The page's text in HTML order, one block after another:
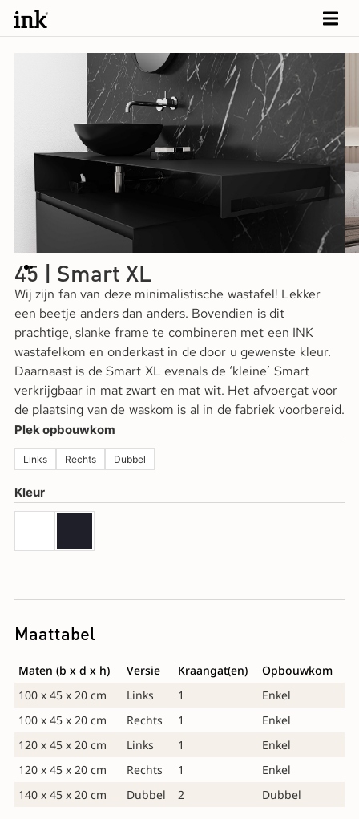
45 | Smart XL
Wij zijn fan van deze minimalistische wastafel! Lekker
een beetje anders dan anders. Bovendien is dit
prachtige, slanke frame te combineren met een INK
wastafelkom en onderkast in de door u gewenste kleur.
Daarnaast is de Smart XL evenals de ‘kleine’ Smart
verkrijgbaar in mat zwart en mat wit. Het afvoergat voor
de plaatsing van de waskom is al in de fabriek voorbereid.
Plek opbouwkom
Links Rechts Dubbel
Kleur
Maattabel
Maten (b x d x h) Versie Kraangat(en)
Opbouwkom
100 x 45 x 20 cm
Links 1
Enkel
100 x 45 x 20 cm
Rechts 1
Enkel
120 x 45 x 20 cm
Links 1
Enkel
120 x 45 x 20 cm
Rechts 1
Enkel
140 x 45 x 20 cm
Dubbel 2 Dubbel